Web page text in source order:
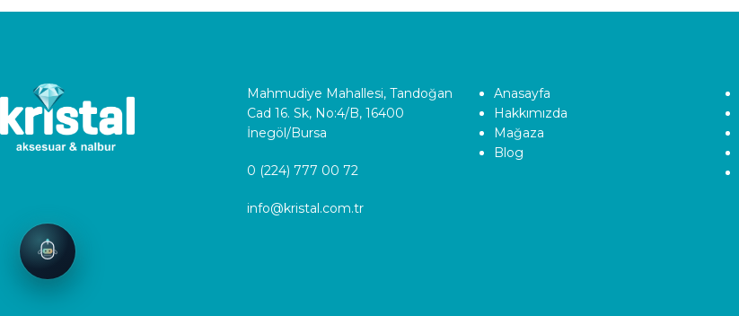
Mahmudiye Mahallesi, Tandoğan
Cad 16. Sk, No:4/B, 16400
İnegöl/Bursa
0 (224) 777 00 72
info@kristal.com.tr
Anasayfa
Hakkımızda
Mağaza
Blog